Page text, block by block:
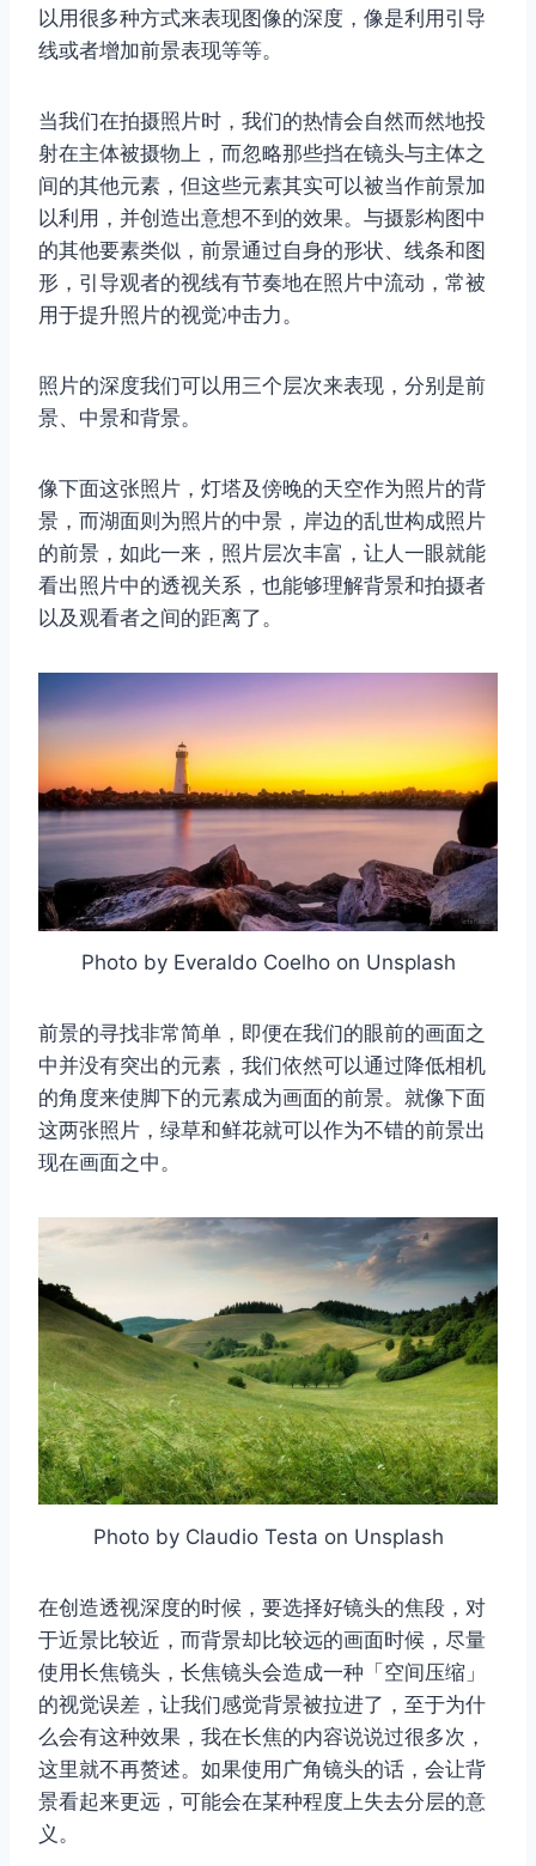
以用很多种方式来表现图像的深度，像是利用引导
线或者增加前景表现等等。
当我们在拍摄照片时，我们的热情会自然而然地投
射在主体被摄物上，而忽略那些挡在镜头与主体之
间的其他元素，但这些元素其实可以被当作前景加
以利用，并创造出意想不到的效果。与摄影构图中
的其他要素类似，前景通过自身的形状、线条和图
形，引导观者的视线有节奏地在照片中流动，常被
用于提升照片的视觉​​冲击力。
照片的深度我们可以用三个层次来表现，分别是前
景、中景和背景。
像下面这张照片，灯塔及傍晚的天空作为照片的背
景，而湖面则为照片的中景，岸边的乱世构成照片
的前景，如此一来，照片层次丰富，让人一眼就能
看出照片中的透视关系，也能够理解背景和拍摄者
以及观看者之间的距离了。
Photo by Everaldo Coelho on Unsplash
前景的寻找非常简单，即便在我们的眼前的画面之
中并没有突出的元素，我们依然可以通过降低相机
的角度来使脚下的元素成为画面的前景。就像下面
这两张照片，绿草和鲜花就可以作为不错的前景出
现在画面之中。
Photo by Claudio Testa on Unsplash
在创造透视深度的时候，要选择好镜头的焦段，对
于近景比较近，而背景却比较远的画面时候，尽量
使用长焦镜头，长焦镜头会造成一种「空间压缩」
的视觉误差，让我们感觉背景被拉进了，至于为什
么会有这种效果，我在长焦的内容说说过很多次，
这里就不再赘述。如果使用广角镜头的话，会让背
景看起来更远，可能会在某种程度上失去分层的意
义。